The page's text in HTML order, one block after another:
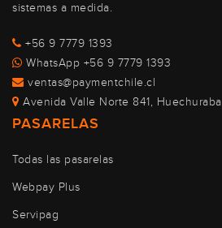
sistemas a medida.
+56 9 7779 1393
WhatsApp +56 9 7779 1393
ventas@paymentchile.cl
Avenida Valle Norte 841, Huechuraba
PASARELAS
Todas las pasarelas
Webpay Plus
Servipag